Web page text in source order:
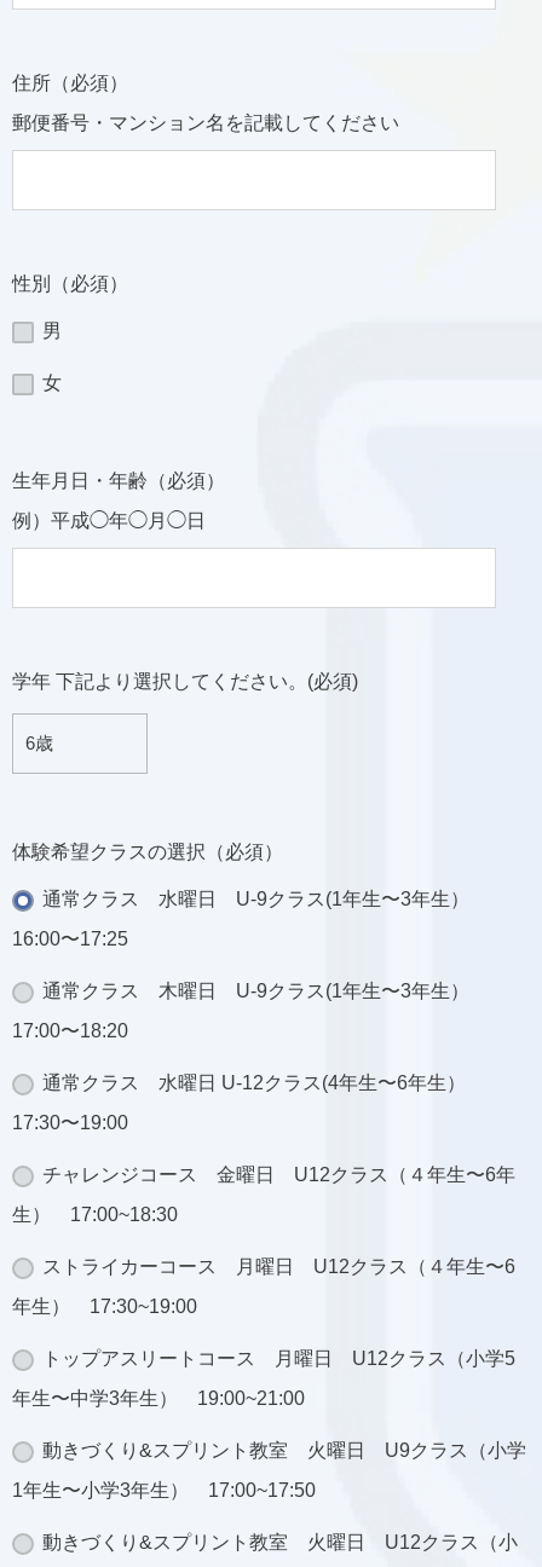
住所（必須）
郵便番号・マンション名を記載してください
性別（必須）
男
女
生年月日・年齢（必須）
例）平成◯年◯月◯日
学年 下記より選択してください。(必須)
体験希望クラスの選択（必須）
通常クラス 水曜日 U-9クラス(1年生〜3年生）
16:00〜17:25
通常クラス 木曜日 U-9クラス(1年生〜3年生）
17:00〜18:20
通常クラス 水曜日 U-12クラス(4年生〜6年生）
17:30〜19:00
チャレンジコース 金曜日 U12クラス（４年生〜6年
生） 17:00~18:30
ストライカーコース 月曜日 U12クラス（４年生〜6
年生） 17:30~19:00
トップアスリートコース 月曜日 U12クラス（小学5
年生〜中学3年生） 19:00~21:00
動きづくり&スプリント教室 火曜日 U9クラス（小学
1年生〜小学3年生） 17:00~17:50
動きづくり&スプリント教室 火曜日 U12クラス（小